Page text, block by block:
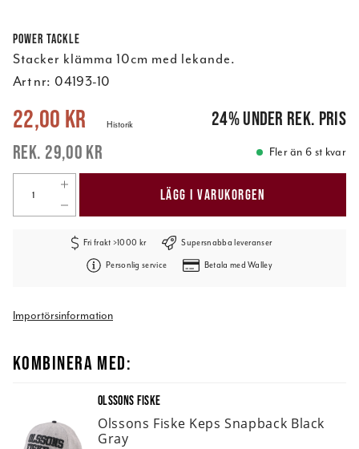
Power Tackle
Stacker klämma 10cm med lekande.
Art nr: 04193-10
Nuvarande pris: 29,00 kr
22,00 kr
29,00 kr
Historik 24%under rek. pris
Fler än 6 st kvar
LÄGG I VARUKORGEN
Fri frakt >1000 kr Supersnabba leveranser
Personlig service Betala med Walley
Importörsinformation
KOMBINERA MED:
OLSSONS FISKE
Olssons Fiske Keps Snapback Black
Gray